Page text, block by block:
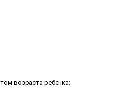
возраста ребенка: